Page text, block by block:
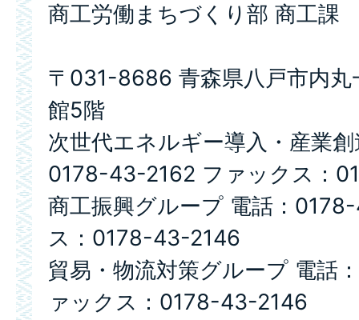
商工労働まちづくり部 商工課
〒031-8686 青森県八戸市内丸
館5階
次世代エネルギー導入・産業
0178-43-2162 ファックス：
商工振興グループ 電話：
ス：0178-43-2146
貿易・物流対策グループ 電話
ァックス：0178-43-2146